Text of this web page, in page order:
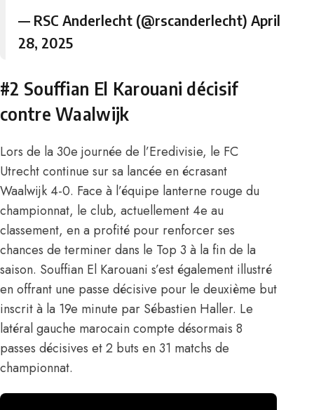
— RSC Anderlecht (@rscanderlecht)April
28, 2025
#2 Souffian El Karouani décisif
contre Waalwijk
Lors de la 30e journée de l’Eredivisie, le FC
Utrecht continue sur sa lancée en écrasant
Waalwijk 4-0. Face à l’équipe lanterne rouge du
championnat, le club, actuellement 4e au
classement, en a profité pour renforcer ses
chances de terminer dans le Top 3 à la fin de la
saison. Souffian El Karouani s’est également illustré
en offrant une passe décisive pour le deuxième but
inscrit à la 19e minute par Sébastien Haller. Le
latéral gauche marocain compte désormais 8
passes décisives et 2 buts en 31 matchs de
championnat.